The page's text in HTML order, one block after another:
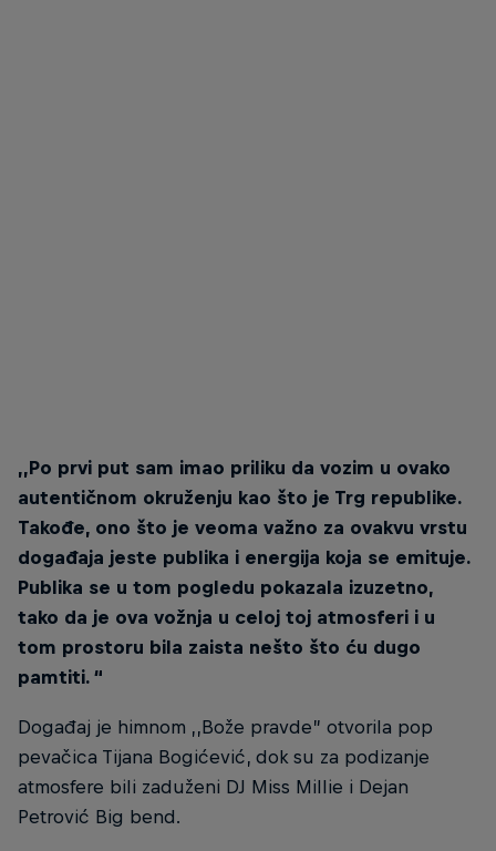
,,Po prvi put sam imao priliku da vozim u ovako
autentičnom okruženju kao što je Trg republike.
Takođe, ono što je veoma važno za ovakvu vrstu
događaja jeste publika i energija koja se emituje.
Publika se u tom pogledu pokazala izuzetno,
tako da je ova vožnja u celoj toj atmosferi i u
tom prostoru bila zaista nešto što ću dugo
pamtiti. “
Događaj je himnom ,,Bože pravde” otvorila pop
pevačica Tijana Bogićević, dok su za podizanje
atmosfere bili zaduženi DJ Miss Millie i Dejan
Petrović Big bend.